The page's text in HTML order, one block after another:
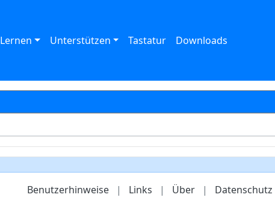
Lernen Unterstützen Tastatur Downloads
Benutzerhinweise | Links | Über | Datenschutz